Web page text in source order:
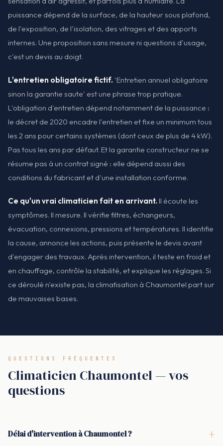
puissance dépend de la surface, de la hauteur sous plafond,
de l'exposition, de l'isolation, des vitrages et des apports
internes. Une proposition sans mesure ni questions d'usage,
c'est un devis au doigt.
L'entretien obligatoire fictif. 'Entretien annuel obligatoire
sinon la garantie saute' est une phrase trop pratique.
L'obligation d'entretien dépend notamment de la puissance :
le décret de 2020 encadre l'entretien et fixe un minimum tous
les 2 ans pour certains systèmes (dont ceux de plus de 4 kW).
Pas tous les ans par défaut. Et la garantie constructeur ne se
résume pas à un contrat signé : elle dépend aussi des
conditions du fabricant et d'une installation conforme.
Ce qu'un vrai climaticien fait en arrivant. Il écoute les
symptômes. Il mesure. Il vérifie filtres, échangeurs,
évacuation, connexions, pressions et températures. Il identifie
la cause, annonce les actions, puis présente le devis avant
d'engager des travaux. Après intervention, il teste en froid et
en chauffage, contrôle la stabilité, et explique les réglages. Si
ce déroulé n'existe pas, la climatisation à Chaumontel part sur
de mauvaises bases.
QUESTIONS FRÉQUENTES
Climaticien Chaumontel — vos
questions
Délai d'intervention à Chaumontel ? +